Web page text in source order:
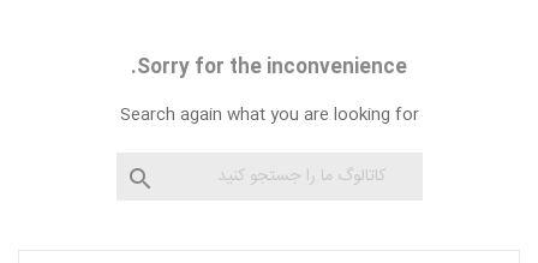
Sorry for the inconvenience.
Search again what you are looking for
